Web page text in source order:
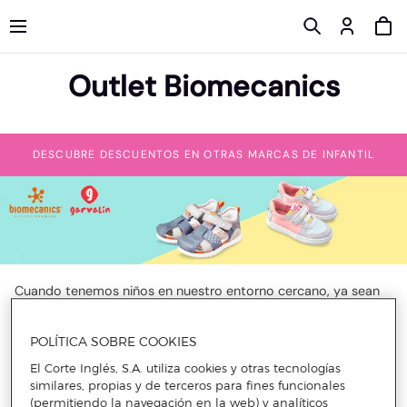
Outlet Biomecanics
DESCUBRE DESCUENTOS EN OTRAS MARCAS DE INFANTIL
Cuando tenemos niños en nuestro entorno cercano, ya sean
avanzado hasta el punto de que tenemos un amplio abanico
educativo o el alimenticio, también hemos dado pasos de
gigante en la industria de la moda infantil. Sobre todo en
nuestro país, gran referente internacional por su excelente
POLÍTICA SOBRE COOKIES
El Corte Inglés, S.A. utiliza cookies y otras tecnologías
similares, propias y de terceros para fines funcionales
(permitiendo la navegación en la web) y analíticos